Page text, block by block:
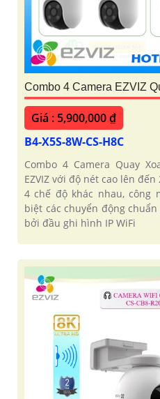
'
Combo 4 Camera EZVIZ
Giá : 5,900,000 ₫
B4-X5S-8W-CS-H8C
Combo 4 Camera Quay
EZVIZ với độ nét cao lên
4 chế độ khác nhau, công
biệt các chuyển động
bởi đầu ghi hình IP WiFi